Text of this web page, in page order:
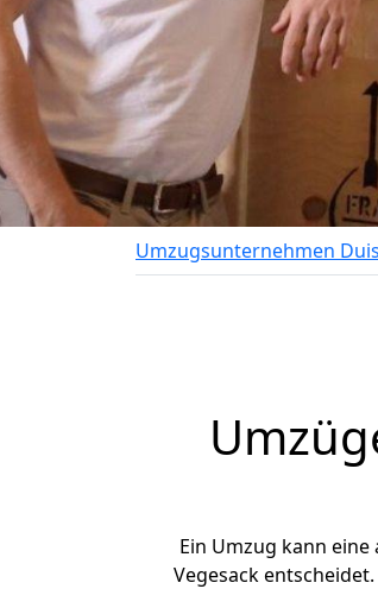
Umzugsunternehmen
Ein Umzug kann
Vegesack